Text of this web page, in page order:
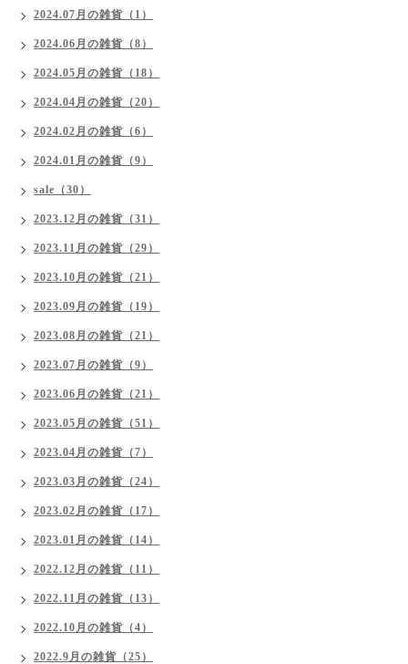
2024.07月の雑貨（1）
2024.06月の雑貨（8）
2024.05月の雑貨（18）
2024.04月の雑貨（20）
2024.02月の雑貨（6）
2024.01月の雑貨（9）
sale（30）
2023.12月の雑貨（31）
2023.11月の雑貨（29）
2023.10月の雑貨（21）
2023.09月の雑貨（19）
2023.08月の雑貨（21）
2023.07月の雑貨（9）
2023.06月の雑貨（21）
2023.05月の雑貨（51）
2023.04月の雑貨（7）
2023.03月の雑貨（24）
2023.02月の雑貨（17）
2023.01月の雑貨（14）
2022.12月の雑貨（11）
2022.11月の雑貨（13）
2022.10月の雑貨（4）
2022.9月の雑貨（25）